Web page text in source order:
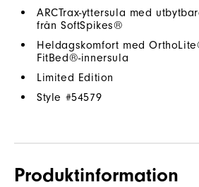
ARCTrax-yttersula med
från SoftSpikes®
Heldagskomfort med
FitBed®-innersula
Limited Edition
Style #54579
Produktinformation